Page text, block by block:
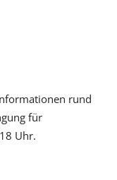
rund
für
Uhr.